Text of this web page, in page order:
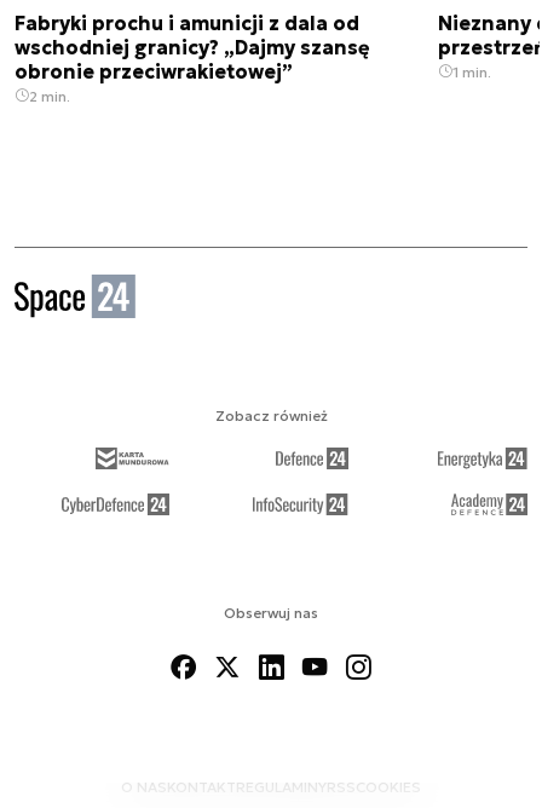
Fabryki prochu i amunicji z dala od
wschodniej granicy? „Dajmy szansę
obronie przeciwrakietowej”
2 min.
Nieznany
1 min.
Obserwuj nas
O NAS KONTAKTREGULAMINYRSS COOKIES
Zobacz również